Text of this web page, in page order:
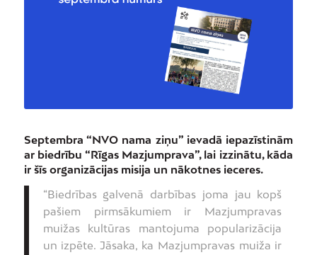
Septembra “NVO nama ziņu” ievadā iepazīstinām
ar biedrību “Rīgas Mazjumprava”, lai izzinātu, kāda
ir šīs organizācijas misija un nākotnes ieceres.
“Biedrības galvenā darbības joma jau kopš
pašiem pirmsākumiem ir Mazjumpravas
muižas kultūras mantojuma popularizācija
un izpēte. Jāsaka, ka Mazjumpravas muiža ir